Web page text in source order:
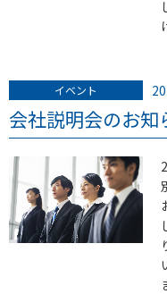
会社説明会のお知
イベント